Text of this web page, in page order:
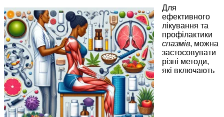
Для
ефективного
лікування та
профілактики
спазмів, можна
застосовувати
різні методи,
які включають